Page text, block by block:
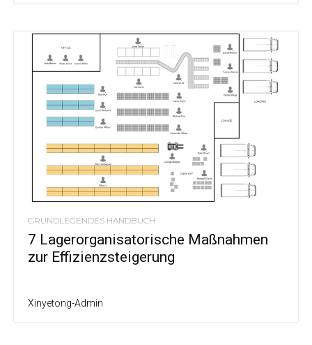
GRUNDLEGENDES HANDBUCH
7 Lagerorganisatorische Maßnahmen
zur Effizienzsteigerung
Xinyetong-Admin